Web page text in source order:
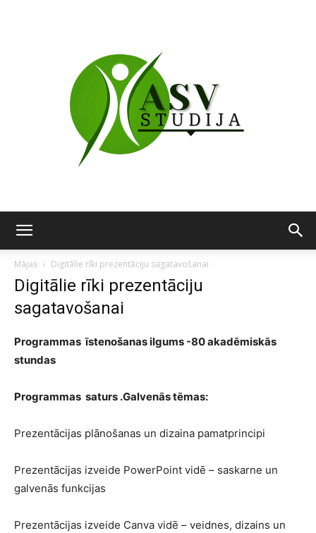
Mājas Digitālie rīki prezentāciju sagatavošanai
Digitālie rīki prezentāciju
sagatavošanai
Programmas īstenošanas ilgums -80 akadēmiskās
stundas
Programmas saturs .Galvenās tēmas:
Prezentācijas plānošanas un dizaina pamatprincipi
Prezentācijas izveide PowerPoint vidē – saskarne un
galvenās funkcijas
Prezentācijas izveide Canva vidē – veidnes, dizains un